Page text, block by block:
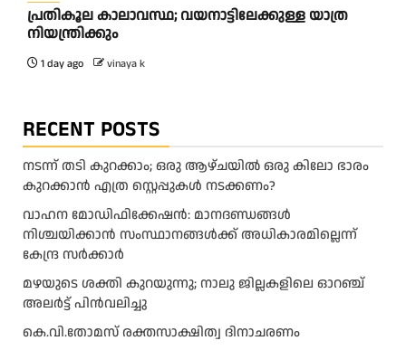
പ്രതികൂല കാലാവസ്ഥ; വയനാട്ടിലേക്കുള്ള യാത്ര
നിയന്ത്രിക്കും
1 day ago vinaya k
RECENT POSTS
നടന്ന് തടി കുറക്കാം; ഒരു ആഴ്ചയിൽ ഒരു കിലോ ഭാരം
കുറക്കാൻ എത്ര സ്റ്റെപ്പുകൾ നടക്കണം?
വാഹന മോഡിഫിക്കേഷൻ: മാനദണ്ഡങ്ങൾ
നിശ്ചയിക്കാൻ സംസ്ഥാനങ്ങൾക്ക് അധികാരമില്ലെന്ന്
കേന്ദ്ര സർക്കാർ
മ​ഴ​യു​ടെ ശ​ക്തി കു​റ​യു​ന്നു; നാ​ലു ജി​ല്ല​ക​ളി​ലെ ഓ​റ​ഞ്ച്
അ​ല​ർ​ട്ട് പി​ൻ​വ​ലി​ച്ചു
കെ.വി.തോമസ് രക്തസാക്ഷിത്വ ദിനാചരണം